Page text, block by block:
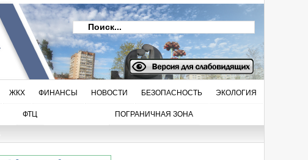
ЖКХ ФИНАНСЫ НОВОСТИ БЕЗОПАСНОСТЬ ЭКОЛОГИЯ
ФТЦ ПОГРАНИЧНАЯ ЗОНА